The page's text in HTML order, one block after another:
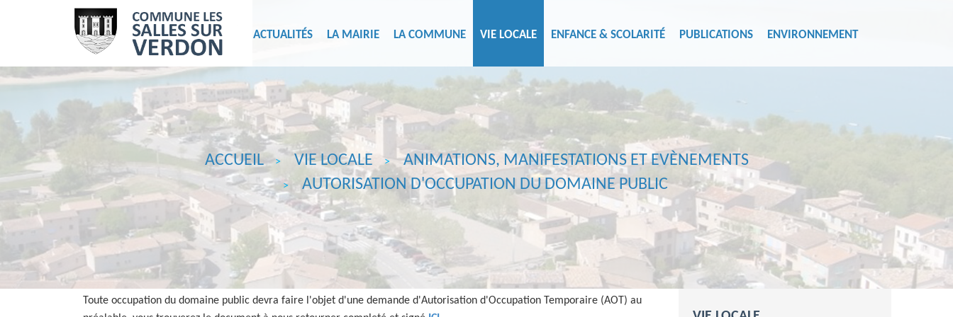
ACTUALITÉS LA MAIRIE LA COMMUNE VIE LOCALE ENFANCE & SCOLARITÉ PUBLICATIONS ENVIRONNEMENT
ACCUEIL VIE LOCALE
ANIMATIONS, MANIFESTATIONS ET EVÈNEMENTS
AUTORISATION D'OCCUPATION DU DOMAINE PUBLIC
Toute occupation du domaine public devra faire l'objet d'une demande d'Autorisation d'Occupation Temporaire (AOT) au